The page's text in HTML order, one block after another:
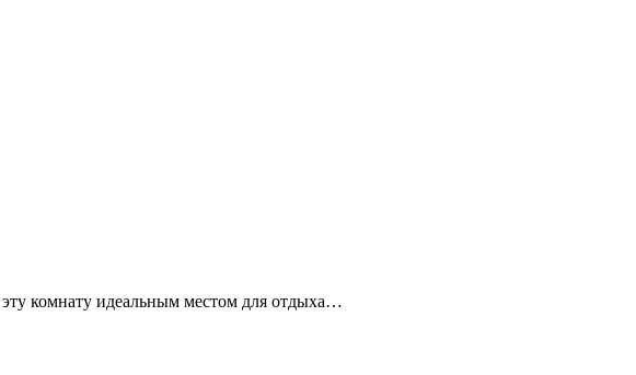
комнату идеальным местом для отдыха…